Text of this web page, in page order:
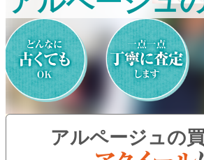
店舗一覧
よくある質問
0120-29-
受付時間9:00〜18:00（年中無休※年
アルページュの